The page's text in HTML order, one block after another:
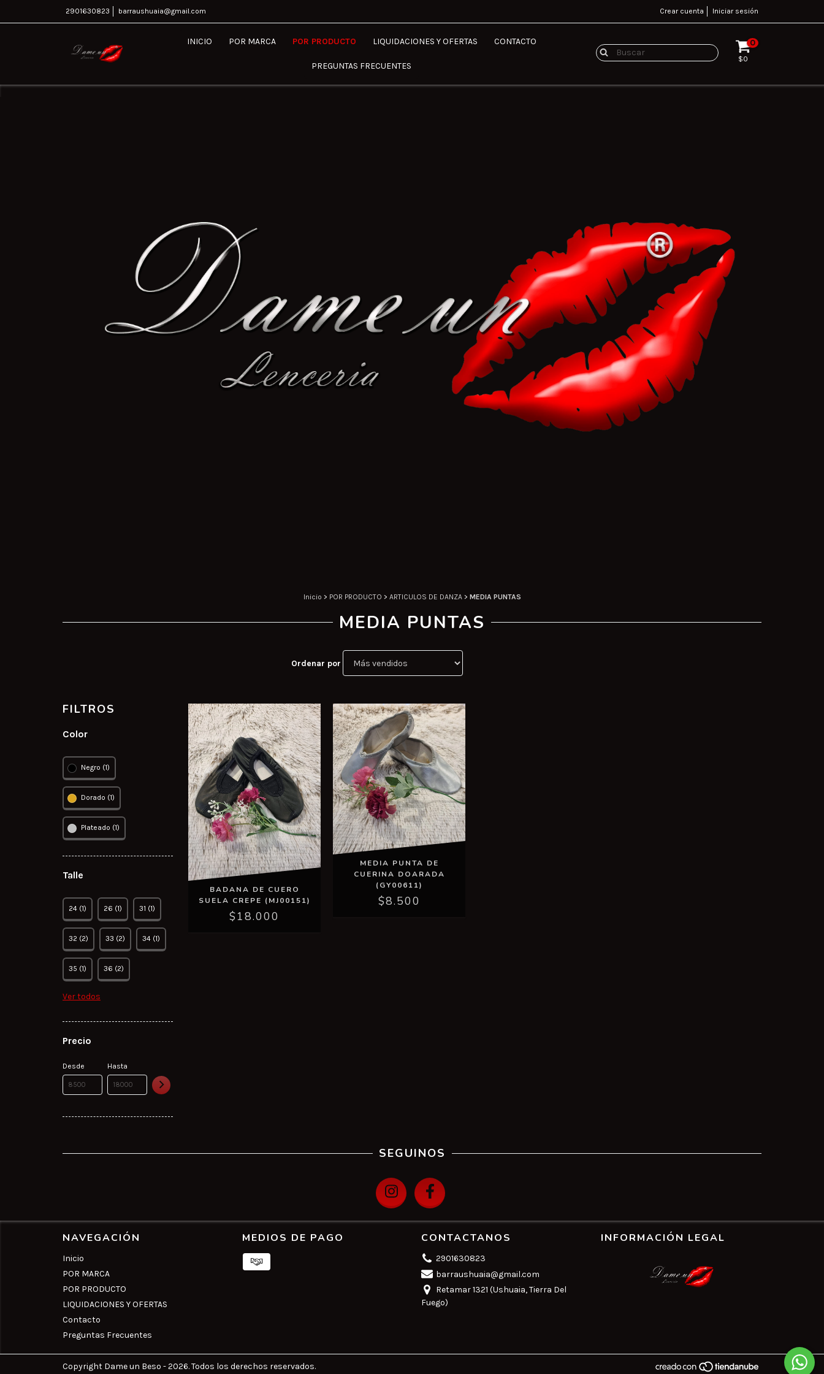
2901630823 barraushuaia@gmail.com Crear cuenta Iniciar sesión
INICIO POR MARCA POR PRODUCTO LIQUIDACIONES Y OFERTAS CONTACTO
PREGUNTAS FRECUENTES
0
$0
Inicio > POR PRODUCTO > ARTICULOS DE DANZA > MEDIA PUNTAS
MEDIA PUNTAS
Ordenar por
FILTROS
Color
Negro (1)
Dorado (1)
Plateado (1)
Talle
24 (1) 26 (1) 31 (1)
32 (2) 33 (2) 34 (1)
35 (1) 36 (2)
Ver todos
Precio
Desde Hasta
BADANA DE CUERO
SUELA CREPE (MJ00151)
$18.000
MEDIA PUNTA DE
CUERINA DOARADA
(GY00611)
$8.500
SEGUINOS
NAVEGACIÓN
Inicio
POR MARCA
POR PRODUCTO
LIQUIDACIONES Y OFERTAS
Contacto
Preguntas Frecuentes
MEDIOS DE PAGO CONTACTANOS
2901630823
barraushuaia@gmail.com
Retamar 1321 (Ushuaia, Tierra Del
Fuego)
INFORMACIÓN LEGAL
Copyright Dame un Beso - 2026. Todos los derechos reservados.